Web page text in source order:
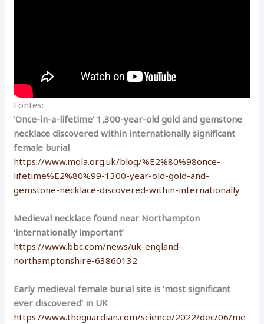
Fontes:
‘Once-in-a-lifetime’ 1,300-year-old gold and gemstone
necklace discovered within internationally significant
female burial
https://www.mola.org.uk/blog/%E2%80%98once-
lifetime%E2%80%99-1300-year-old-gold-and-
gemstone-necklace-discovered-within-internationally
Medieval necklace found near Northampton
‘internationally important’
https://www.bbc.com/news/uk-england-
northamptonshire-63860132
Early medieval female burial site is ‘most significant
ever discovered’ in UK
https://www.theguardian.com/science/2022/dec/06/me